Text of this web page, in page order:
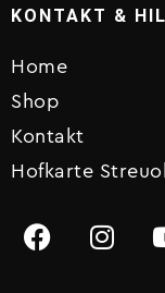
KONTAKT &
Home
Shop
Kontakt
Hofkarte